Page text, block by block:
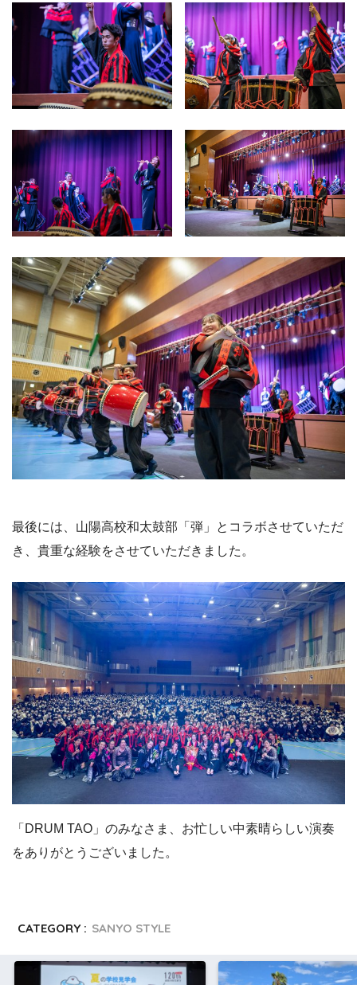
最後には、山陽高校和太鼓部「弾」とコラボさせていただ
き、貴重な経験をさせていただきました。
「DRUM TAO」のみなさま、お忙しい中素晴らしい演奏
をありがとうございました。
CATEGORY : SANYO STYLE